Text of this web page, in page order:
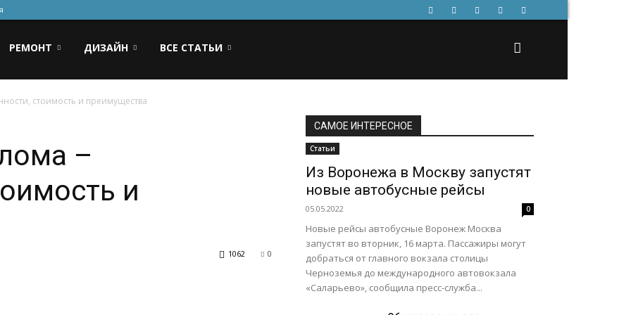
РЕМОНТ ДИЗАЙН ВСЕ СТАТЬИ
стоимость и преимущества
–
и
0
1062
САМОЕ ИНТЕРЕСНОЕ
Статьи
Из Воронежа в Москву запустят
новые автобусные рейсы
05.05.2022 0
Новые рейсы автобусные Воронеж Москва
запустят во вторник, 16 марта. Пассажиры могут
добраться от главного вокзала столицы
Черноземья до международного автовокзала
«Саларьево», сообщила пресс-служба...